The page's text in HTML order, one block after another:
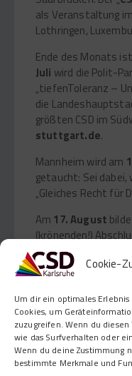
Cookie-
Um dir ein optimales
Cookies, um
zuzugreifen. Wenn du
wie das Surfverhalten oder
Wenn du deine Zustimmung
bestimmte Merkmale und
als Veranstaltung
Lothringen,
Ende des Monats
Juli wird die Polit-
„tiefenToleranz –
die
größten CSD im
stuttgart.de.
Mannheim wird am
getaucht: Sei dabei,
„Gleiches Recht für
Am 17. August
(krönenden!)
Schwulen, Bi-,
Diesjähriges Motto:
Ihr seht, es ist noch
Viel Spaß auch auf
CSD IN